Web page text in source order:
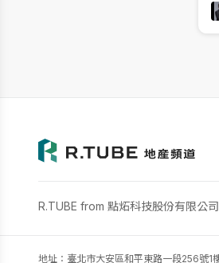
R.TUBE from 點炻科技股份有限
地址：臺北市大安區和平東路一段256號1